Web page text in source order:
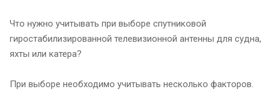
Что нужно учитывать при выборе спутниковой
гиростабилизированной телевизионной антенны для судна,
яхты или катера?
При выборе необходимо учитывать несколько факторов.